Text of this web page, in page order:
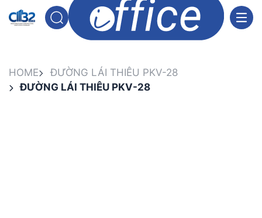
HOME
ĐƯỜNG LÁI THIÊU PKV-28
ĐƯỜNG LÁI THIÊU PKV-28